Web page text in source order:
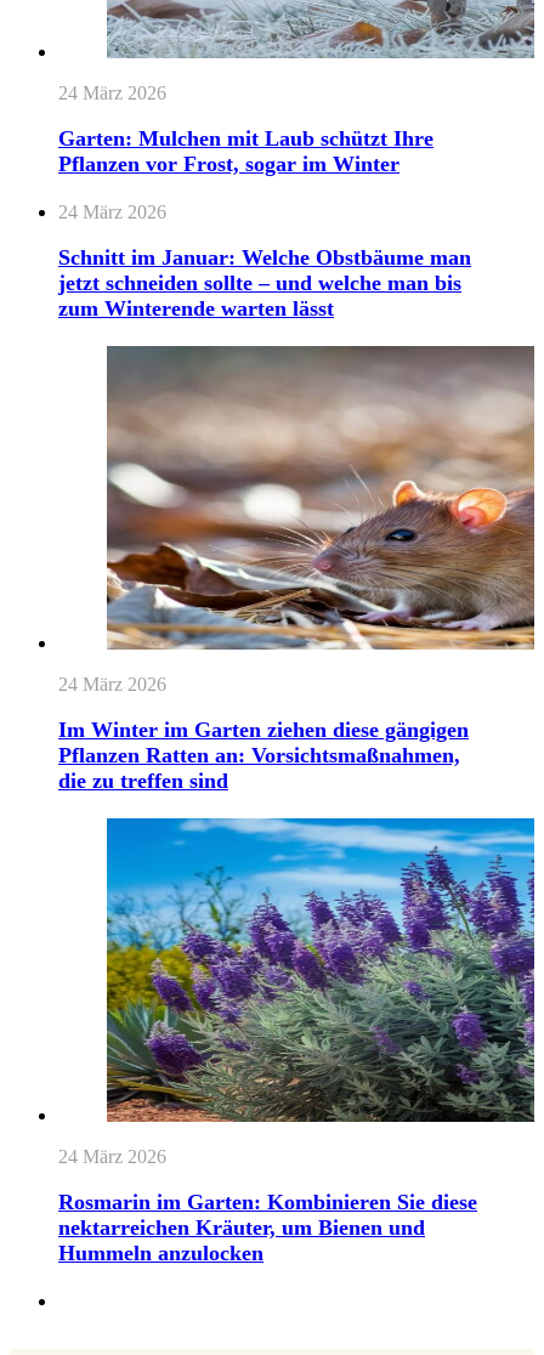
24 März 2026
Garten: Mulchen mit Laub schützt Ihre
Pflanzen vor Frost, sogar im Winter
24 März 2026
Schnitt im Januar: Welche Obstbäume man
jetzt schneiden sollte – und welche man bis
zum Winterende warten lässt
24 März 2026
Im Winter im Garten ziehen diese gängigen
Pflanzen Ratten an: Vorsichtsmaßnahmen,
die zu treffen sind
24 März 2026
Rosmarin im Garten: Kombinieren Sie diese
nektarreichen Kräuter, um Bienen und
Hummeln anzulocken